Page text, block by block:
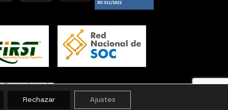
Rechazar Ajustes